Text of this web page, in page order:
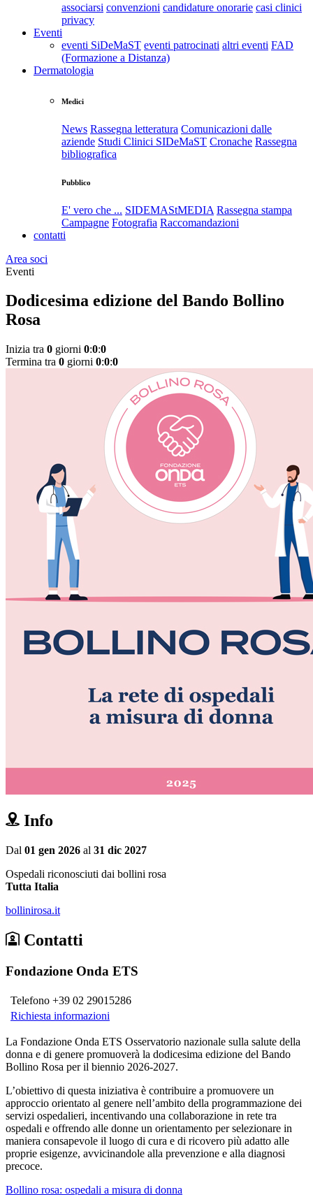
associarsi convenzioni candidature onorarie casi clinici
privacy
Eventi
eventi SiDeMaST eventi patrocinati altri eventi FAD
(Formazione a Distanza)
Dermatologia
Medici
News Rassegna letteratura Comunicazioni dalle
aziende Studi Clinici SIDeMaST Cronache Rassegna
bibliografica
Pubblico
E' vero che ... SIDEMAStMEDIA Rassegna stampa
Campagne Fotografia Raccomandazioni
contatti
Area soci
Eventi
Dodicesima edizione del Bando Bollino
Rosa
Inizia tra 0 giorni 0:0:0
Termina tra 0 giorni 0:0:0
Info
Dal 01 gen 2026 al 31 dic 2027
Ospedali riconosciuti dai bollini rosa
Tutta Italia
bollinirosa.it
Contatti
Fondazione Onda ETS
Telefono +39 02 29015286
Richiesta informazioni
La Fondazione Onda ETS Osservatorio nazionale sulla salute della
donna e di genere promuoverà la dodicesima edizione del Bando
Bollino Rosa per il biennio 2026-2027.
L’obiettivo di questa iniziativa è contribuire a promuovere un
approccio orientato al genere nell’ambito della programmazione dei
servizi ospedalieri, incentivando una collaborazione in rete tra
ospedali e offrendo alle donne un orientamento per selezionare in
maniera consapevole il luogo di cura e di ricovero più adatto alle
proprie esigenze, avvicinandole alla prevenzione e alla diagnosi
precoce.
Bollino rosa: ospedali a misura di donna